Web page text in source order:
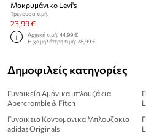
Μακρυμάνικο Levi's
Τρέχουσα τιμή:
23,99 €
Αρχική τιμή:44,99 €
Η χαμηλότερη τιμή:28,99 €
Δημοφιλείς κατηγορίες
Γυναικεία Αμάνικα μπλουζάκια
Abercrombie & Fitch
Γυναικεια Κοντομανικα Μπλουζακια
adidas Originals